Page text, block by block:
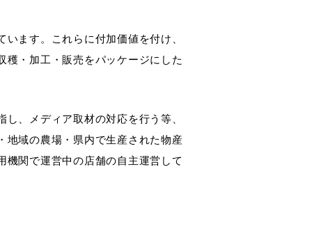
ます。これらに付加価値を付け、
・加工・販売をパッケージにした
、メディア取材の対応を行う等、
地域の農場・県内で生産された物産
関で運営中の店舗の自主運営して